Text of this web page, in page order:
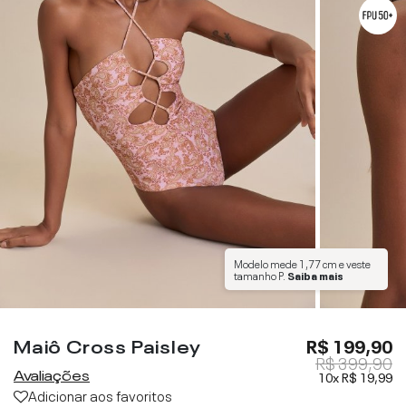
Modelo mede1,77 cme veste
tamanhoP. Saiba mais
Maiô Cross Paisley
Avaliações
Adicionar aos favoritos
R$ 199,90
R$ 399,90
10xR$ 19,99